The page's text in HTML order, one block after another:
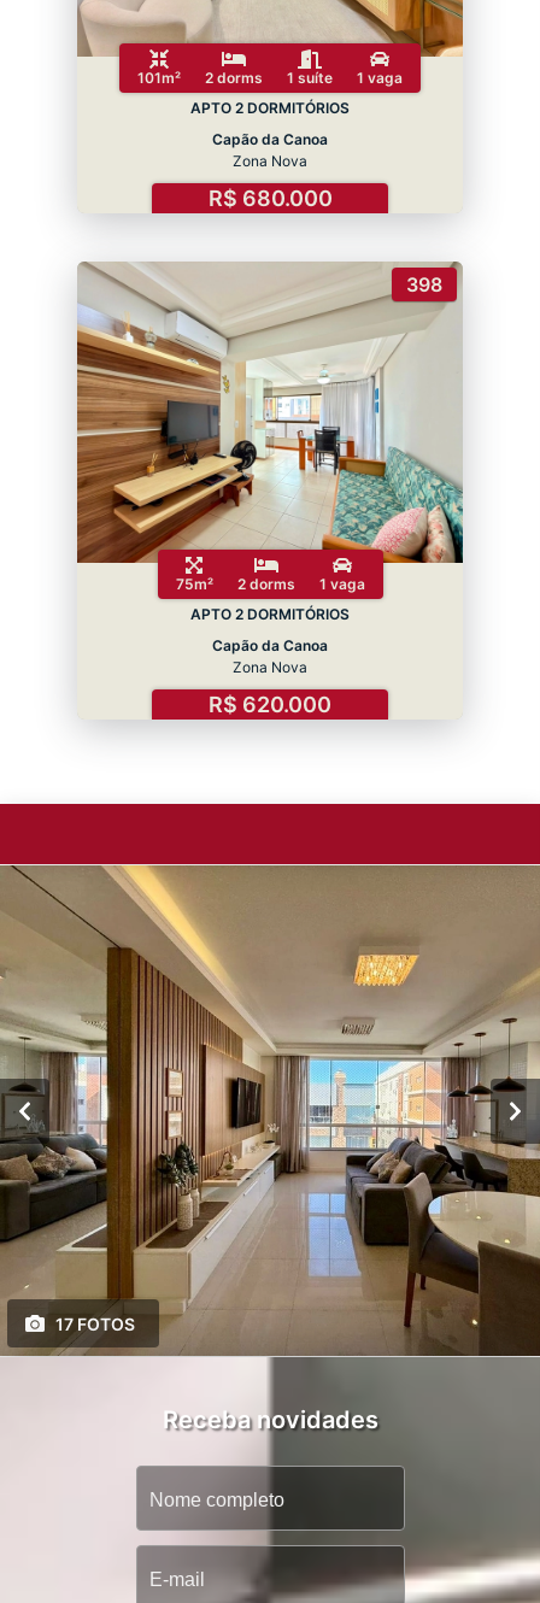
101m² 2 dorms 1 suíte
1 vaga
APTO 2 DORMITÓRIOS
Capão da Canoa
Zona Nova
R$ 680.000
398
75m² 2 dorms
1 vaga
APTO 2 DORMITÓRIOS
Capão da Canoa
Zona Nova
R$ 620.000
17 FOTOS
Receba novidades